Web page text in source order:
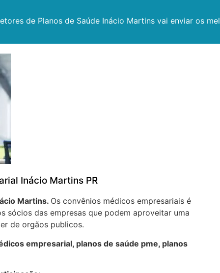
de Planos de Saúde Inácio Martins vai enviar os
Inácio Martins PR
Martins. Os convênios médicos empresariais é
sócios das empresas que podem aproveitar uma
de orgãos publicos.
empresarial, planos de saúde pme, planos